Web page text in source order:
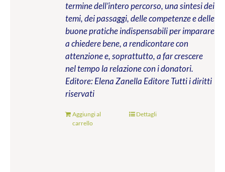
termine dell’intero percorso, una sintesi dei
temi, dei passaggi, delle competenze e delle
buone pratiche indispensabili per imparare
a chiedere bene, a rendicontare con
attenzione e, soprattutto, a far crescere
nel tempo la relazione con i donatori.
Editore: Elena Zanella EditoreTutti i diritti
riservati
Aggiungi al
carrello
Dettagli